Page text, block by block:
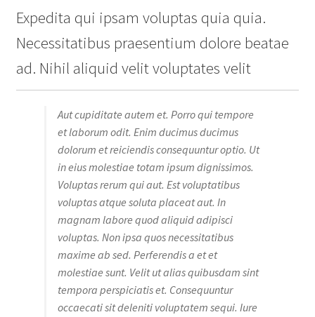
Expedita qui ipsam voluptas quia quia.
Necessitatibus praesentium dolore beatae
ad. Nihil aliquid velit voluptates velit
Aut cupiditate autem et. Porro qui tempore
et laborum odit. Enim ducimus ducimus
dolorum et reiciendis consequuntur optio. Ut
in eius molestiae totam ipsum dignissimos.
Voluptas rerum qui aut. Est voluptatibus
voluptas atque soluta placeat aut. In
magnam labore quod aliquid adipisci
voluptas. Non ipsa quos necessitatibus
maxime ab sed. Perferendis a et et
molestiae sunt. Velit ut alias quibusdam sint
tempora perspiciatis et. Consequuntur
occaecati sit deleniti voluptatem sequi. Iure